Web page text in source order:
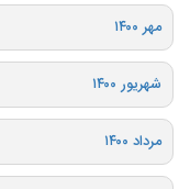
مهر ۱۴۰۰
شهریور ۱۴۰۰
مرداد ۱۴۰۰